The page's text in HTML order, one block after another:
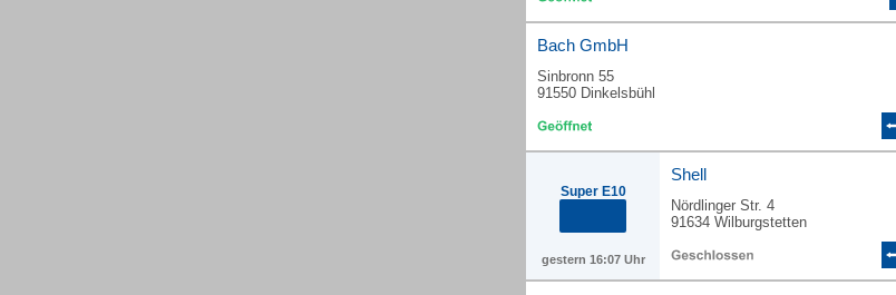
Bach GmbH
Sinbronn 55
91550 Dinkelsbühl
Super E10
gestern 16:07 Uhr
Shell
Nördlinger Str. 4
91634 Wilburgstetten